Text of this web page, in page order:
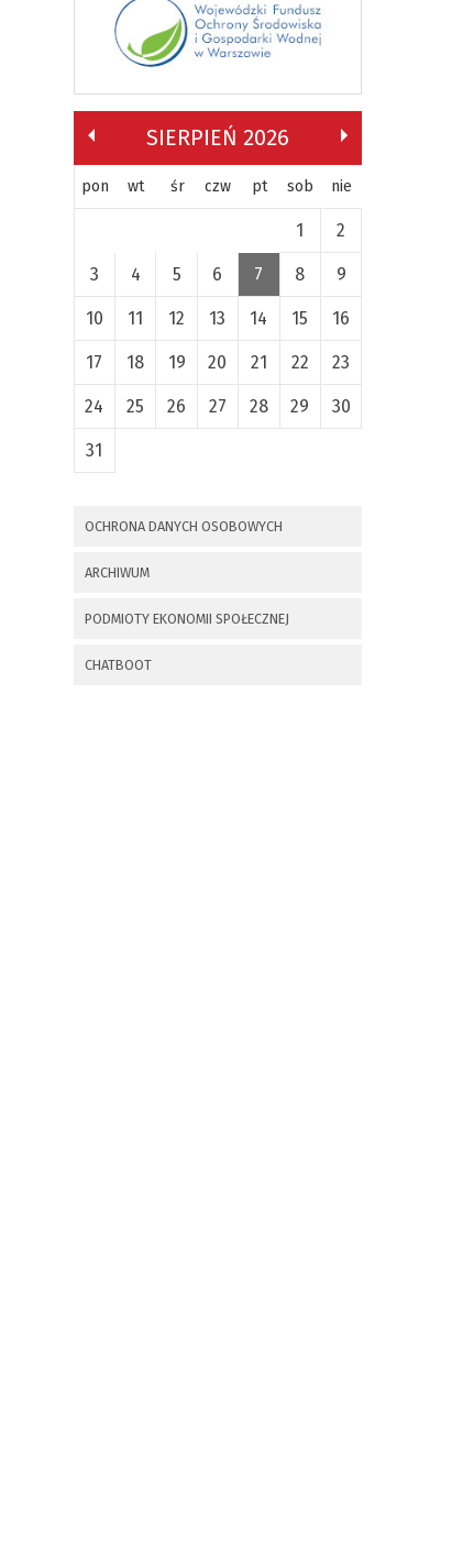
SIERPIEŃ 2026
pon wt śr czw pt sob nie
1 2
3 4 5 6 7 8 9
10 11 12 13 14 15 16
17 18 19 20 21 22 23
24 25 26 27 28 29 30
31
Bitwy pod
OCHRONA DANYCH OSOBOWYCH
ARCHIWUM
PODMIOTY EKONOMII SPOŁECZNEJ
CHATBOOT